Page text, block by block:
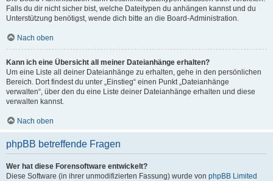
Falls du dir nicht sicher bist, welche Dateitypen du anhängen kannst und du
Unterstützung benötigst, wende dich bitte an die Board-Administration.
Nach oben
Kann ich eine Übersicht all meiner Dateianhänge erhalten?
Um eine Liste all deiner Dateianhänge zu erhalten, gehe in den persönlichen
Bereich. Dort findest du unter „Einstieg“ einen Punkt „Dateianhänge
verwalten“, über den du eine Liste deiner Dateianhänge erhalten und diese
verwalten kannst.
Nach oben
phpBB betreffende Fragen
Wer hat diese Forensoftware entwickelt?
Diese Software (in ihrer unmodifizierten Fassung) wurde von phpBB Limited